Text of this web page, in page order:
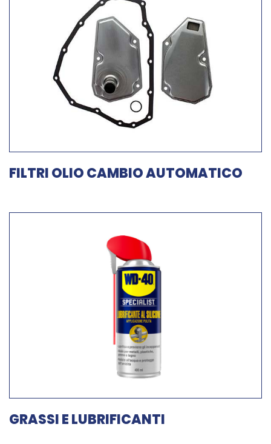
FILTRI OLIO CAMBIO AUTOMATICO
GRASSI E LUBRIFICANTI